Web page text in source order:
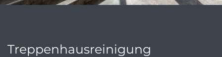
Treppenhausreinigung